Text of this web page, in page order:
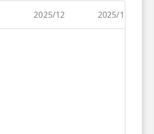
2025/12 2025/11